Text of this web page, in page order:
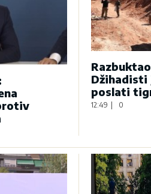
Džihadisti
poslati
12:49 | 0